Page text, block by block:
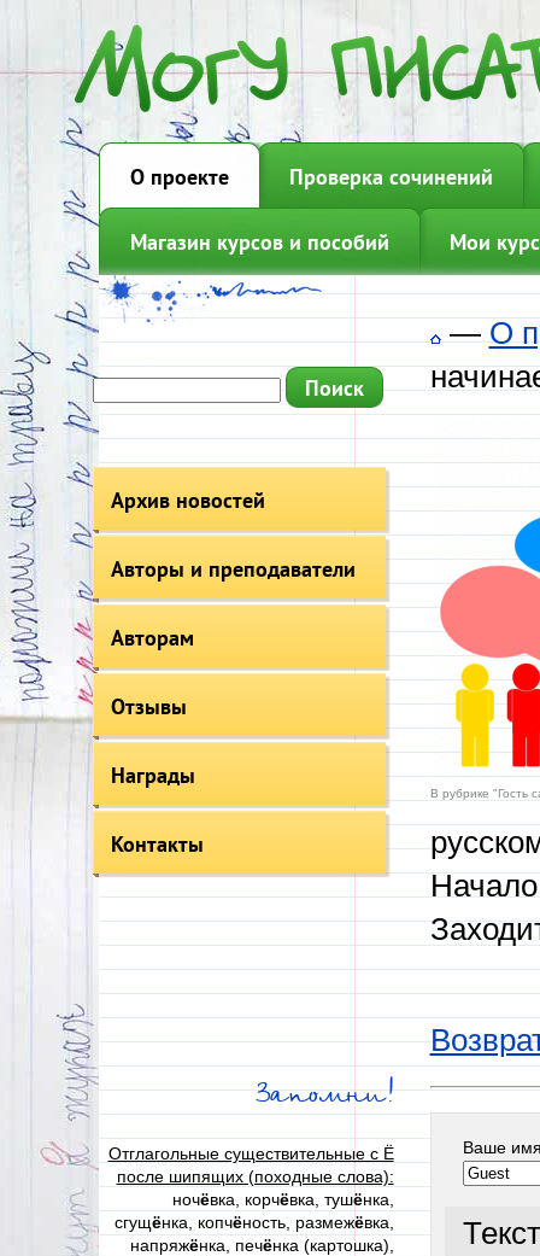
О проекте Проверка сочинений
Магазин курсов и пособий Мои
Архив новостей
Авторы и преподаватели
Авторам
Отзывы
Награды
Контакты
Запомни!
Отглагольные существительные с Ё
после шипящих (походные слова):
ночёвка, корчёвка, тушёнка,
сгущёнка, копчёность, размежёвка,
напряжёнка, печёнка (картошка),
—О
В рубрике "Гость
Ваше